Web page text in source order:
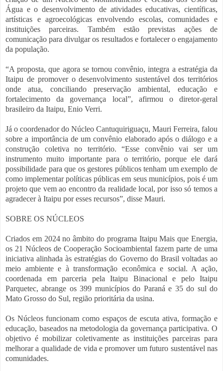
Água e o desenvolvimento de atividades educativas, científicas,
artísticas e agroecológicas envolvendo escolas, comunidades e
instituições parceiras. Também estão previstas ações de
comunicação para divulgar os resultados e fortalecer o engajamento
da população.
“A proposta, que agora se tornou convênio, integra a estratégia da
Itaipu de promover o desenvolvimento sustentável dos territórios
onde atua, conciliando preservação ambiental, educação e
fortalecimento da governança local”, afirmou o diretor-geral
brasileiro da Itaipu, Enio Verri.
Já o coordenador do Núcleo Cantuquiriguaçu, Mauri Ferreira, falou
sobre a importância de um convênio elaborado após o diálogo e a
construção coletiva no território. “Esse convênio vai ser um
instrumento muito importante para o território, porque ele dará
possibilidade para que os gestores públicos tenham um exemplo de
como implementar políticas públicas em seus municípios, pois é um
projeto que vem ao encontro da realidade local, por isso só temos a
agradecer à Itaipu por esses recursos”, disse Mauri.
SOBRE OS NÚCLEOS
Criados em 2024 no âmbito do programa Itaipu Mais que Energia,
os 21 Núcleos de Cooperação Socioambiental fazem parte de uma
iniciativa alinhada às estratégias do Governo do Brasil voltadas ao
meio ambiente e à transformação econômica e social. A ação,
coordenada em parceria pela Itaipu Binacional e pelo Itaipu
Parquetec, abrange os 399 municípios do Paraná e 35 do sul do
Mato Grosso do Sul, região prioritária da usina.
Os Núcleos funcionam como espaços de escuta ativa, formação e
educação, baseados na metodologia da governança participativa. O
objetivo é mobilizar coletivamente as instituições parceiras para
melhorar a qualidade de vida e promover um futuro sustentável nas
comunidades.